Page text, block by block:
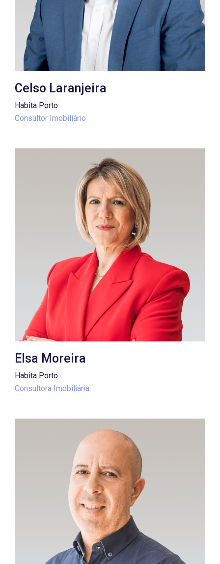
Celso Laranjeira
Habita Porto
Consultor Imobiliário
Elsa Moreira
Habita Porto
Consultora Imobiliária